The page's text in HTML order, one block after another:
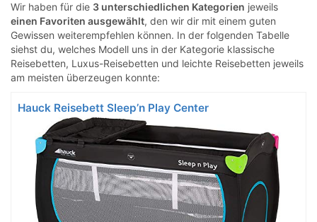
Wir haben für die 3 unterschiedlichen Kategorien jeweils
einen Favoriten ausgewählt, den wir dir mit einem guten
Gewissen weiterempfehlen können. In der folgenden Tabelle
siehst du, welches Modell uns in der Kategorie klassische
Reisebetten, Luxus-Reisebetten und leichte Reisebetten jeweils
am meisten überzeugen konnte:
Hauck Reisebett Sleep’n Play Center